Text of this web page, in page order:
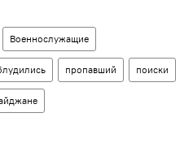
Военнослужащие
пропавший поиски